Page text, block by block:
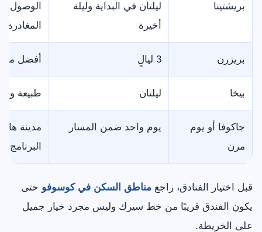
بريشتينا
ليلتان في البداية وليلة
أخيرة
الوصول،
المغادرة
بريزرن 3 ليالٍ أفضل
بيخا ليلتان طبيعة
جاكوفا أو يوم
مرن
يوم واحد ضمن المسار
مدينة
البرنامج
قبل اختيار الفنادق، راجع مناطق السكن في كوسوفو حتى
يكون الفندق قريبًا من خط سيرك وليس مجرد خيار جميل
على الخريطة.